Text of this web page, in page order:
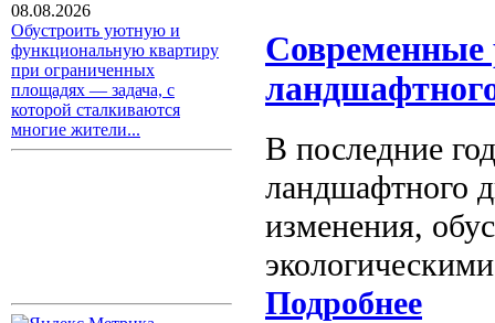
08.08.2026
Обустроить уютную и
функциональную квартиру
при ограниченных
площадях — задача, с
которой сталкиваются
многие жители...
Современные
В последние
ландшафтного
изменения,
Подробнее